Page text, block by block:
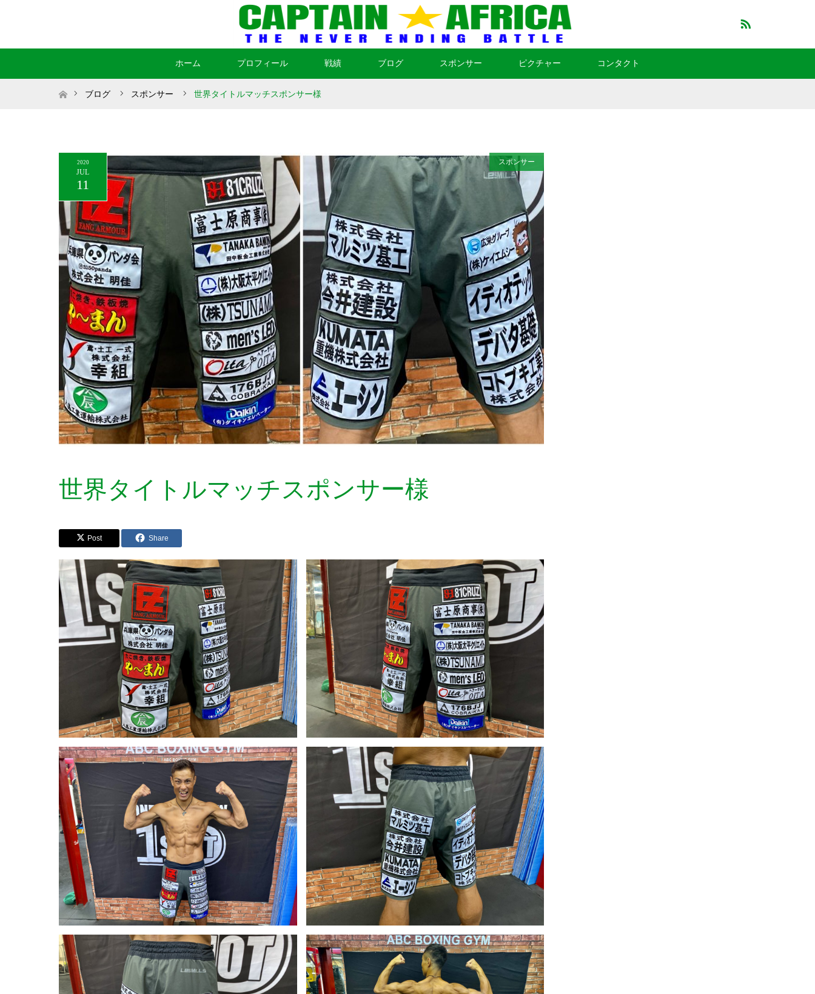
ホーム プロフィール 戦績 ブログ スポンサー ピクチャー コンタクト
ホームブログ スポンサー 世界タイトルマッチスポンサー様
2020
JUL
11
スポンサー
世界タイトルマッチスポンサー様
Post Share